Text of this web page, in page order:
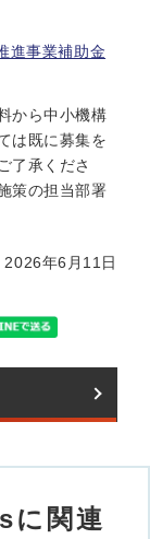
進事業補助金
から中小機構
は既に募集を
了承くださ
策の担当部署
2026年6月11日
に関連